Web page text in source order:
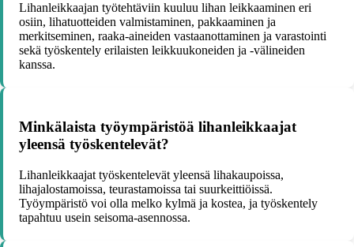
Lihanleikkaajan työtehtäviin kuuluu lihan leikkaaminen eri
osiin, lihatuotteiden valmistaminen, pakkaaminen ja
merkitseminen, raaka-aineiden vastaanottaminen ja varastointi
sekä työskentely erilaisten leikkuukoneiden ja -välineiden
kanssa.
Minkälaista työympäristöä lihanleikkaajat
yleensä työskentelevät?
Lihanleikkaajat työskentelevät yleensä lihakaupoissa,
lihajalostamoissa, teurastamoissa tai suurkeittiöissä.
Työympäristö voi olla melko kylmä ja kostea, ja työskentely
tapahtuu usein seisoma-asennossa.